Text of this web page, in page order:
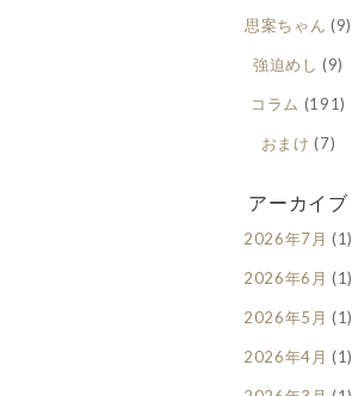
思案ちゃん (9)
強迫めし (9)
コラム (191)
おまけ (7)
アーカイブ
2026年7月 (1)
2026年6月 (1)
2026年5月 (1)
2026年4月 (1)